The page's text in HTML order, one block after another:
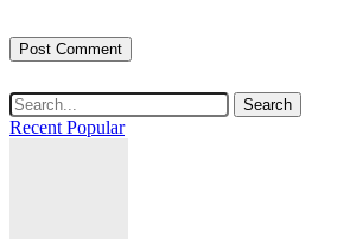
Search
Recent Popular